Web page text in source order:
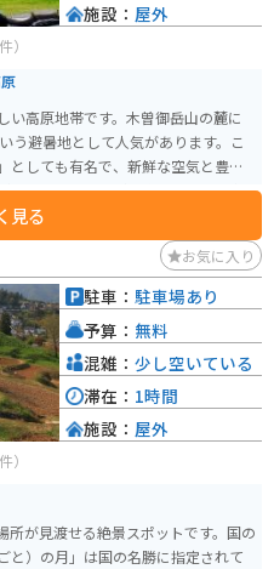
）
い高原地帯です。木曽御岳山の麓に
う避暑地として人気があります。こ
としても有名で、新鮮な空気と豊か
走行できるのが醍醐味です。 空気
えたり、飲食店やキャンプ場もある
、地元で採れたそばを使用した料理
ぐらいになると蕎麦の花が一面に咲
。
見る
施設： 屋外
お気に入り
）
が見渡せる絶景スポットです。国の
と）の月」は国の名勝に指定されて
駐車： 駐車場あり
予算： 無料
混雑： 少し空いている
滞在： 1時間
施設： 屋外